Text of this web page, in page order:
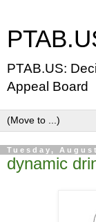
PTAB.US:
Appeal Board
Tuesday,
dynamic